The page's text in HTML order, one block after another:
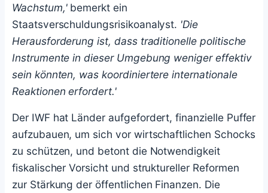
Wachstum,'bemerkt ein
Staatsverschuldungsrisikoanalyst. 'Die
Herausforderung ist, dass traditionelle politische
Instrumente in dieser Umgebung weniger effektiv
sein könnten, was koordiniertere internationale
Reaktionen erfordert.'
Der IWF hat Länder aufgefordert, finanzielle Puffer
aufzubauen, um sich vor wirtschaftlichen Schocks
zu schützen, und betont die Notwendigkeit
fiskalischer Vorsicht und struktureller Reformen
zur Stärkung der öffentlichen Finanzen. Die